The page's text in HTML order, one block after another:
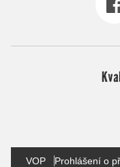
VOP Prohlášení o